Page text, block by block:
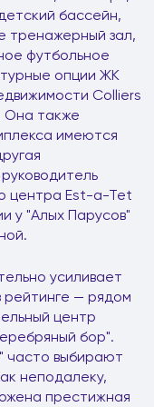
бассейн,
тренажерный зал,
футбольное
опции ЖК
Colliers
Она также
имеются
центра Est-a-Tet
у "Алых Парусов"
усиливает
— рядом
центр
бор".
часто выбирают
неподалеку,
престижная